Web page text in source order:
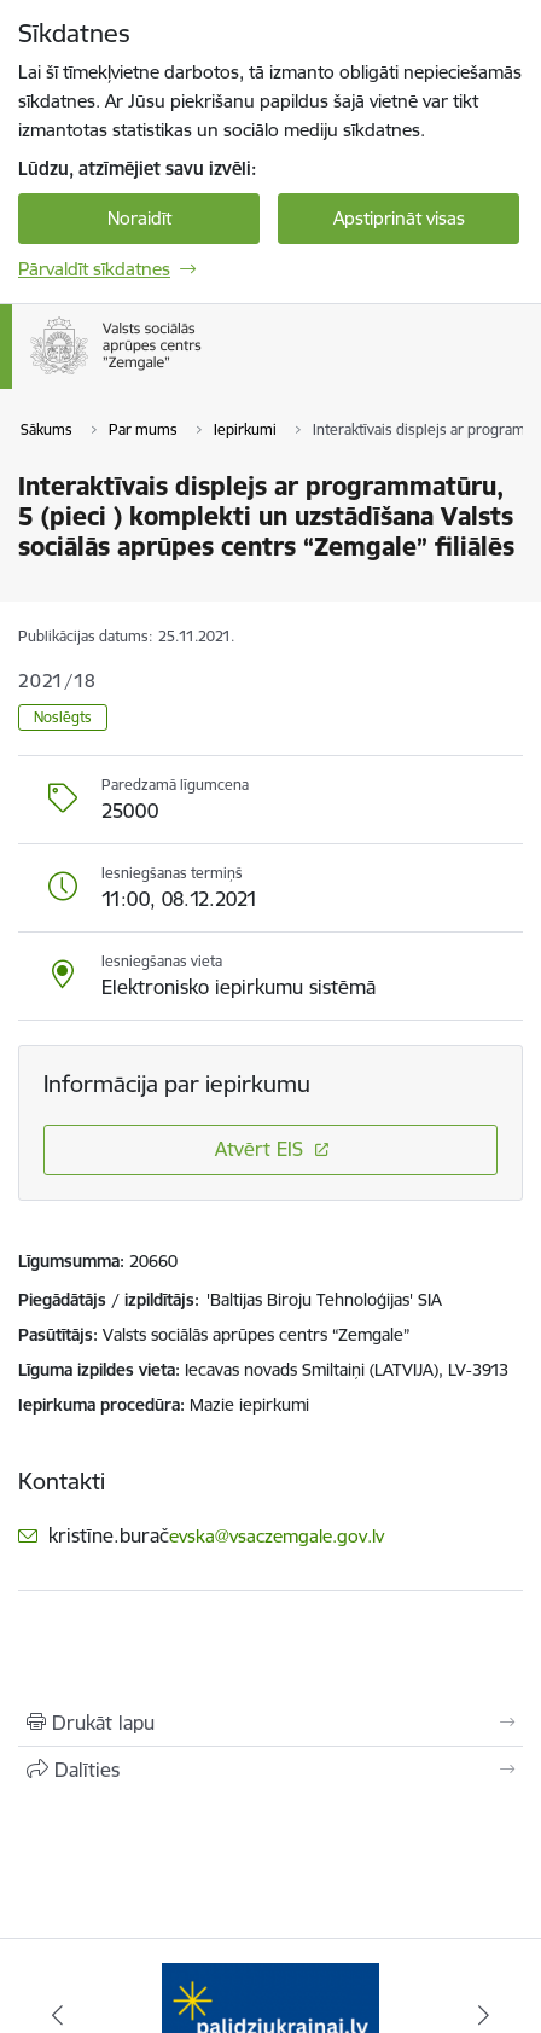
Sīkdatnes
Lai šī tīmekļvietne darbotos, tā izmanto obligāti nepieciešamās
sīkdatnes. Ar Jūsu piekrišanu papildus šajā vietnē var tikt
izmantotas statistikas un sociālo mediju sīkdatnes.
Lūdzu, atzīmējiet savu izvēli:
Noraidīt Apstiprināt visas
Pārvaldīt sīkdatnes
Sākums Par mums Iepirkumi Interaktīvais displejs ar
Interaktīvais displejs ar programmatūru,
5 (pieci ) komplekti un uzstādīšana Valsts
sociālās aprūpes centrs “Zemgale” filiālēs
Publikācijas datums: 25.11.2021.
2021/18
Noslēgts
Paredzamā līgumcena
25000
Iesniegšanas termiņš
11:00, 08.12.2021
Iesniegšanas vieta
Elektronisko iepirkumu sistēmā
Informācija par iepirkumu
Atvērt EIS
Līgumsumma 20660
Piegādātājs / izpildītājs: 'Baltijas Biroju Tehnoloģijas' SIA
Pasūtītājs Valsts sociālās aprūpes centrs “Zemgale”
Līguma izpildes vieta Iecavas novads Smiltaiņi (LATVIJA), LV-3913
Iepirkuma procedūra Mazie iepirkumi
Kontakti
E-pasts:
kristīne.buračevska@vsaczemgale.gov.lv
Drukāt lapu
Dalīties